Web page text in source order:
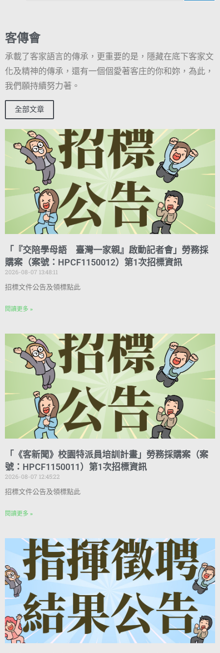
客傳會
承載了客家語言的傳承，更重要的是，隱藏在底下客家文
化及精神的傳承，還有一個個愛著客庄的你和妳，為此，
我們願持續努力著。
全部文章
「『交陪學母語 臺灣一家親』啟動記者會」勞務採
購案（案號：HPCF1150012）第1次招標資訊
2026-08-07 13:48:11
招標文件公告及領標點此
閱讀更多 »
「《客新聞》校園特派員培訓計畫」勞務採購案（案
號：HPCF1150011）第1次招標資訊
2026-08-07 12:45:22
招標文件公告及領標點此
閱讀更多 »